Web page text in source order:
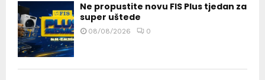
Ne propustite novu FIS Plus tjedan za
super uštede
08/08/2026 0